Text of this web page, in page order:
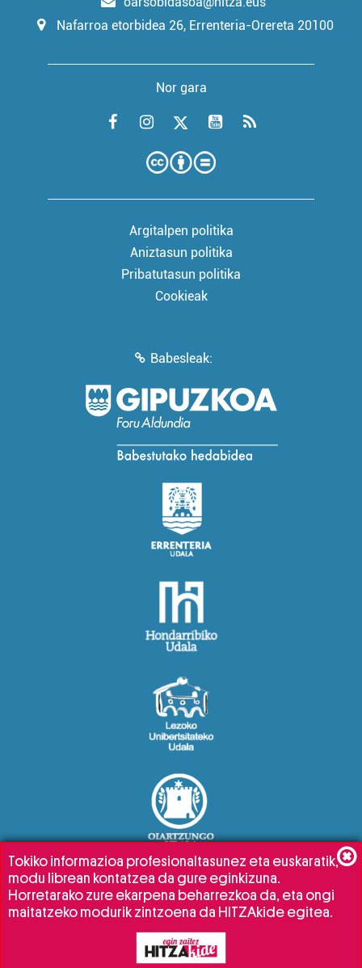
Nafarroa etorbidea 26, Errenteria-Orereta 20100
Nor gara
Argitalpen politika
Aniztasun politika
Pribatutasun politika
Cookieak
Babesleak:
Tokiko informazioa profesionaltasunez eta euskaratik,
modu librean kontatzea da gure eginkizuna.
Horretarako zure ekarpena beharrezkoa da, eta ongi
maitatzeko modurik zintzoena da HITZAkide egitea.